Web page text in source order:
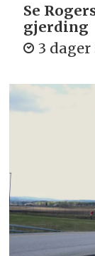
Se
gjerding
3 dager